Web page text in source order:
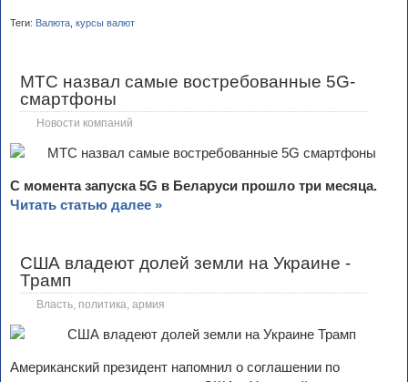
Теги: Валюта курсы валют
МТС назвал самые востребованные 5G-
смартфоны
Новости компаний
С момента запуска 5G в Беларуси прошло три месяца.
Читать статью далее »
США владеют долей земли на Украине -
Трамп
Власть, политика, армия
Американский президент напомнил о соглашении по